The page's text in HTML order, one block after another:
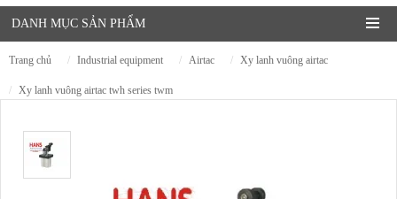
DANH MỤC SẢN PHẨM
trang chủ industrial equipment airtac xy lanh vuông airtac
xy lanh vuông airtac twh series twm